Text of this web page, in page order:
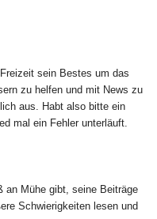
sein Bestes um das
zu helfen und mit News zu
aus. Habt also bitte ein
mal ein Fehler unterläuft.
Mühe gibt, seine Beiträge
Schwierigkeiten lesen und